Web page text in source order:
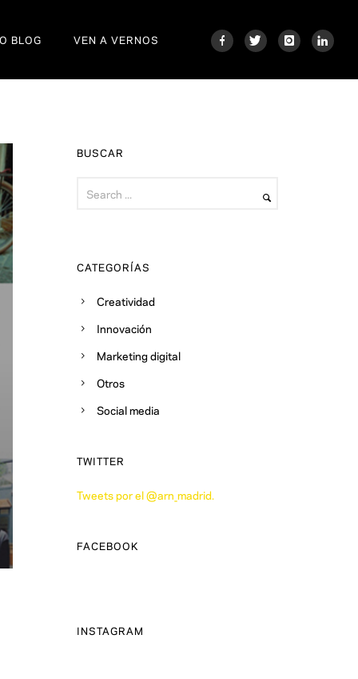
BLOG VEN A VERNOS
BUSCAR
CATEGORÍAS
Creatividad
Innovación
Marketing digital
Otros
Social media
TWITTER
Tweets por el @arn_madrid.
FACEBOOK
INSTAGRAM